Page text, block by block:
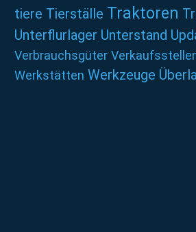
tiere Tierställe Traktoren
Unterflurlager Unterstand
Verbrauchsgüter
Werkstätten Werkzeuge